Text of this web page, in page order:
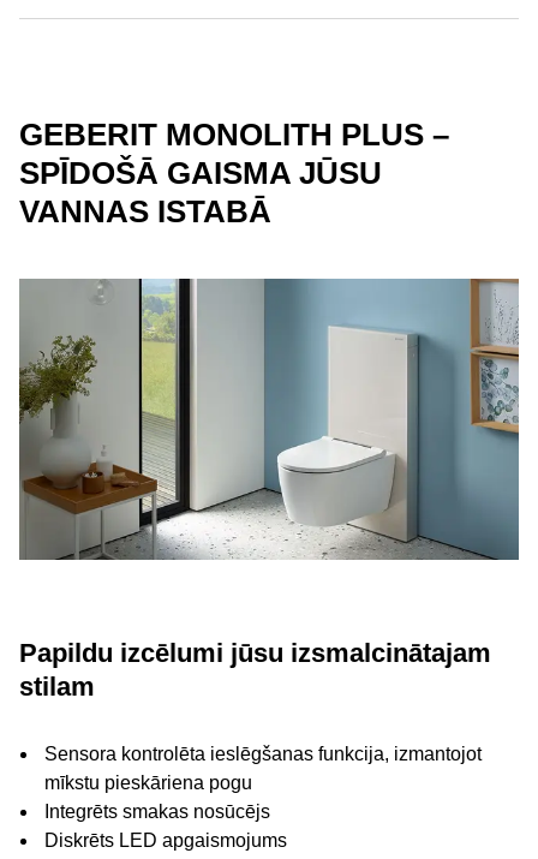
GEBERIT MONOLITH PLUS –
SPĪDOŠĀ GAISMA JŪSU
VANNAS ISTABĀ
Papildu izcēlumi jūsu izsmalcinātajam
stilam
Sensora kontrolēta ieslēgšanas funkcija, izmantojot
mīkstu pieskāriena pogu
Integrēts smakas nosūcējs
Diskrēts LED apgaismojums